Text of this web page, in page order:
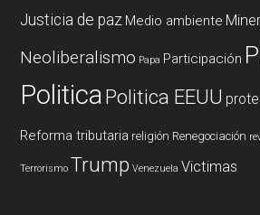
Justicia de paz Medio ambiente
Neoliberalismo Papa Participación
PoliticaPolitica EEUU
Reforma tributaria religión Renegociación
Terrorismo Trump Venezuela Victimas